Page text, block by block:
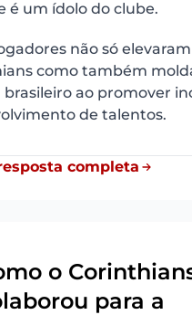
é um ídolo do clube.
não só
como também
ao promover
de talentos.
completa
o
para a